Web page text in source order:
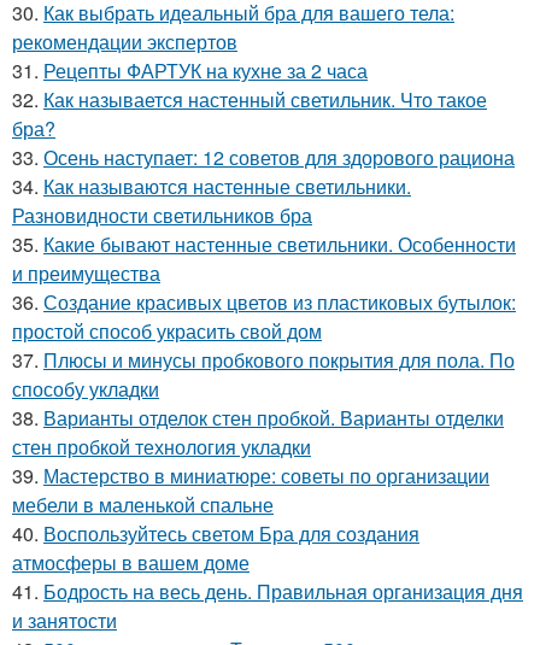
30. Как выбрать идеальный бра для вашего тела:
рекомендации экспертов
31. Рецепты ФАРТУК на кухне за 2 часа
32. Как называется настенный светильник. Что такое
бра?
33. Осень наступает: 12 советов для здорового рациона
34. Как называются настенные светильники.
Разновидности светильников бра
35. Какие бывают настенные светильники. Особенности
и преимущества
36. Создание красивых цветов из пластиковых бутылок:
простой способ украсить свой дом
37. Плюсы и минусы пробкового покрытия для пола. По
способу укладки
38. Варианты отделок стен пробкой. Варианты отделки
стен пробкой технология укладки
39. Мастерство в миниатюре: советы по организации
мебели в маленькой спальне
40. Воспользуйтесь светом Бра для создания
атмосферы в вашем доме
41. Бодрость на весь день. Правильная организация дня
и занятости